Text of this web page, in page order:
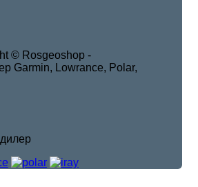
© Rosgeoshop -
Garmin, Lowrance, Polar,